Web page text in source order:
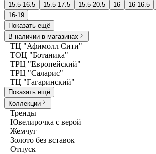
15.5-16.5
15.5-17.5 15.5-20.5 16 16-16.5
16-19
Показать ещё
В наличии в магазинах
ТЦ "Афимолл Сити"
ТОЦ "Ботаника"
ТРЦ "Европейский"
ТРЦ "Саларис"
ТЦ "Гагаринский"
Показать ещё
Коллекции
Тренды
Ювелирочка с верой
Жемчуг
Золото без вставок
Отпуск